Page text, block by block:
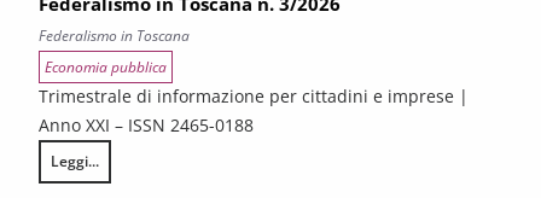
Federalismo in Toscana
Economia pubblica
Trimestrale di informazione per cittadini e imprese |
Anno XXI – ISSN 2465-0188
Leggi...
Federalismo in Toscana n. 3/2026